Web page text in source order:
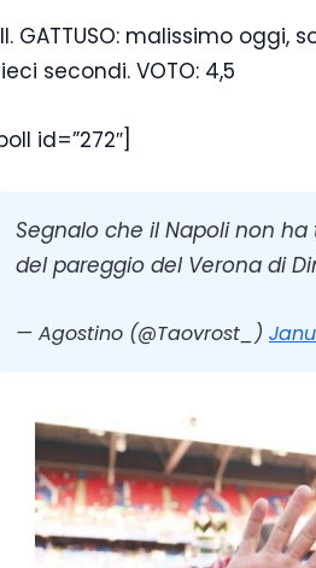
GATTUSO: malissimo
secondi. VOTO: 4,5
id=”272″]
Segnalo che il Napoli non
del pareggio del Verona di
— Agostino (@Taovrost_)